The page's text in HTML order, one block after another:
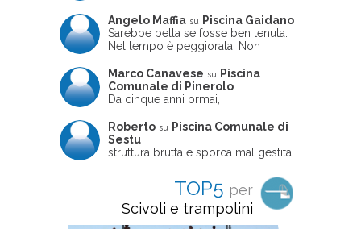
Angelo Maffia su
Piscina Gaidano
Sarebbe bella se fosse ben tenuta.
Nel tempo è peggiorata. Non
ne usciva insieme a me non ha
ritrovato le sue scarpe! Peccato
perché potrebbe essere un'ottima
frequentata non magnificamente
Marco Canavese su
Piscina
Comunale di Pinerolo
Da cinque anni ormai,
pomeriggio trascorro cinque-sei ore
in questa magnifica piscina con i miei
due figli che sono letteralmente
piccola, un po' in vasca grande, negli
spazi riservati al nuoto libero,
giochiamo, nuotiamo e facciamo
Roberto su
Piscina Comunale di
Sestu
struttura brutta e sporca mal gestita,
poco professionale. la sconsiglio a
tutti coloro che amano le cose fatte
seriamente poiché é tutto
improvvisato
TOP5 per
Scivoli e trampolini